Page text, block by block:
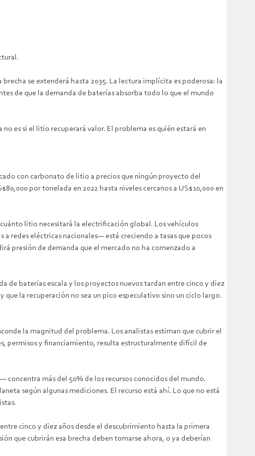
se extenderá hasta 2035. La lectura implícita es poderosa: la
de que la demanda de baterías absorba todo lo que el mundo
es si el litio recuperará valor. El problema es quién estará en
con carbonato de litio a precios que ningún proyecto del
por tonelada en 2022 hasta niveles cercanos a US$10,000 en
litio necesitará la electrificación global. Los vehículos
redes eléctricas nacionales— está creciendo a tasas que pocos
presión de demanda que el mercado no ha comenzado a
de baterías escala y los proyectos nuevos tardan entre cinco y diez
la recuperación no sea un pico especulativo sino un ciclo largo.
la magnitud del problema. Los analistas estiman que cubrir el
permisos y financiamiento, resulta estructuralmente difícil de
más del 50% de los recursos conocidos del mundo.
según algunas mediciones. El recurso está ahí. Lo que no está
cinco y diez años desde el descubrimiento hasta la primera
que cubrirán esa brecha deben tomarse ahora, o ya deberían